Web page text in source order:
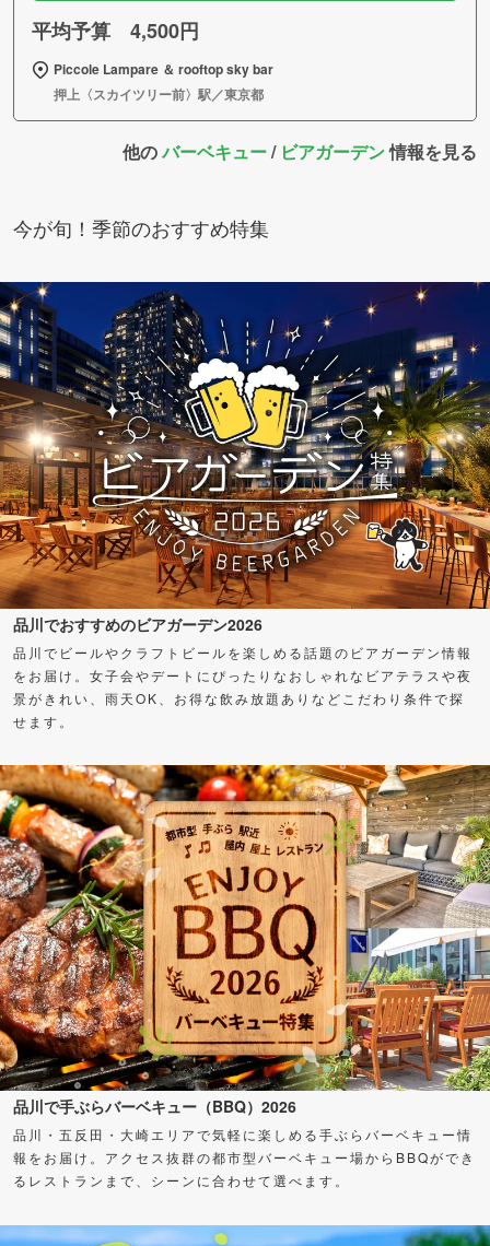
平均予算 4,500円
Piccole Lampare ＆ rooftop sky bar
押上〈スカイツリー前〉駅／東京都
他のバーベキュー/ ビアガーデン情報を見る
今が旬！季節のおすすめ特集
品川でおすすめのビアガーデン2026
品川でビールやクラフトビールを楽しめる話題のビアガーデン情報
をお届け。女子会やデートにぴったりなおしゃれなビアテラスや夜
景がきれい、雨天OK、お得な飲み放題ありなどこだわり条件で探
せます。
品川で手ぶらバーベキュー（BBQ）2026
品川・五反田・大崎エリアで気軽に楽しめる手ぶらバーベキュー情
報をお届け。アクセス抜群の都市型バーベキュー場からBBQができ
るレストランまで、シーンに合わせて選べます。